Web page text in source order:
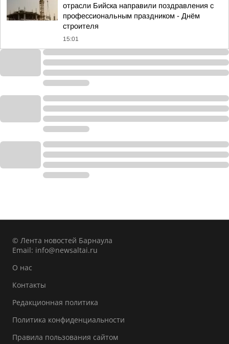
отрасли Бийска направили поздравления с
профессиональным праздником - Днём
строителя
15:01
© Лента новостей Барнаула
Email: info@newsaltai.ru
О нас
Контакты
Редакционная политика
Политика конфиденциальности
Правила пользования сайтом